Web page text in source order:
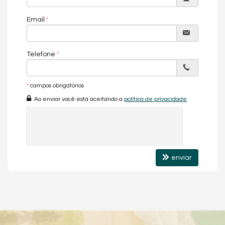
Decorado
Fechadura Eletrônica
Aceita Pet
Características do Empreendimento
Piscina
Câmeras de Segurança
Email
Telefone
* campos obrigatórios
Ao enviar você está aceitando a política de privacidade
enviar